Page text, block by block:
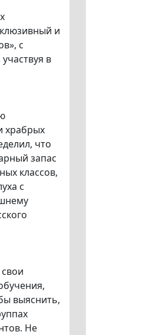
и
с
в
храбрых
что
запас
классов,
с
выяснить,
Не